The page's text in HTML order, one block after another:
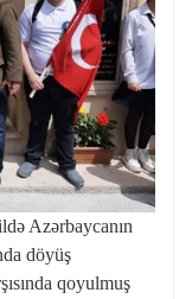
Azərbaycanın
döyüş
qoyulmuş